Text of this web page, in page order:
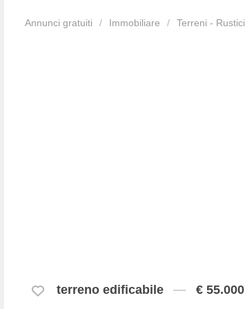
Annunci gratuiti Immobiliare Terreni - Rustici
terreno edificabile € 55.000